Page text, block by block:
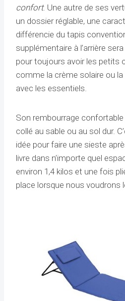
confort. Une autre de ses
un dossier réglable, une
différencie du tapis
supplémentaire à l’arrière
pour toujours avoir les petits
comme la crème solaire ou
avec les essentiels.
Son rembourrage
collé au sable ou au sol dur.
idée pour faire une sieste
livre dans n’importe quel
environ 1,4 kilos et une fois
place lorsque nous voudrons